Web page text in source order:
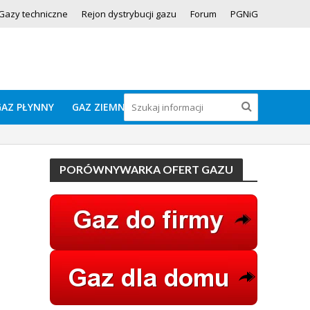
techniczne Rejon dystrybucji gazu Forum PGNiG
PŁYNNY GAZ ZIEMNY
PORÓWNYWARKA OFERT GAZU